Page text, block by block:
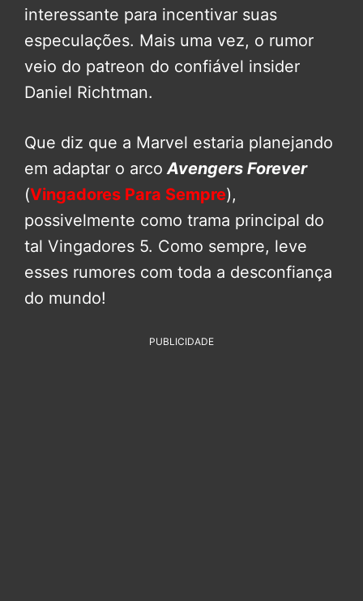
interessante para incentivar suas
especulações. Mais uma vez, o rumor
veio do patreon do confiável insider
Daniel Richtman.
Que diz que a Marvel estaria planejando
em adaptar o arco Avengers Forever
(Vingadores Para Sempre),
possivelmente como trama principal do
tal Vingadores 5. Como sempre, leve
esses rumores com toda a desconfiança
do mundo!
PUBLICIDADE